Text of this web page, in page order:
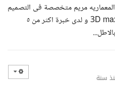
مريم متخصصة فى التصميم
الداخلى بأستخدام ال autocad و 3D max و لدى خبرة اكثر من ٥
سنة